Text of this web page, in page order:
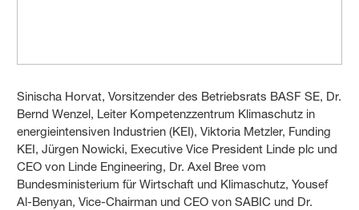
Sinischa Horvat, Vorsitzender des Betriebsrats BASF SE, Dr.
Bernd Wenzel, Leiter Kompetenzzentrum Klimaschutz in
energieintensiven Industrien (KEI), Viktoria Metzler, Funding
KEI, Jürgen Nowicki, Executive Vice President Linde plc und
CEO von Linde Engineering, Dr. Axel Bree vom
Bundesministerium für Wirtschaft und Klimaschutz, Yousef
Al-Benyan, Vice-Chairman und CEO von SABIC und Dr.